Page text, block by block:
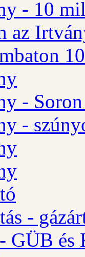
- 10
az
-
-
-
GÜB és